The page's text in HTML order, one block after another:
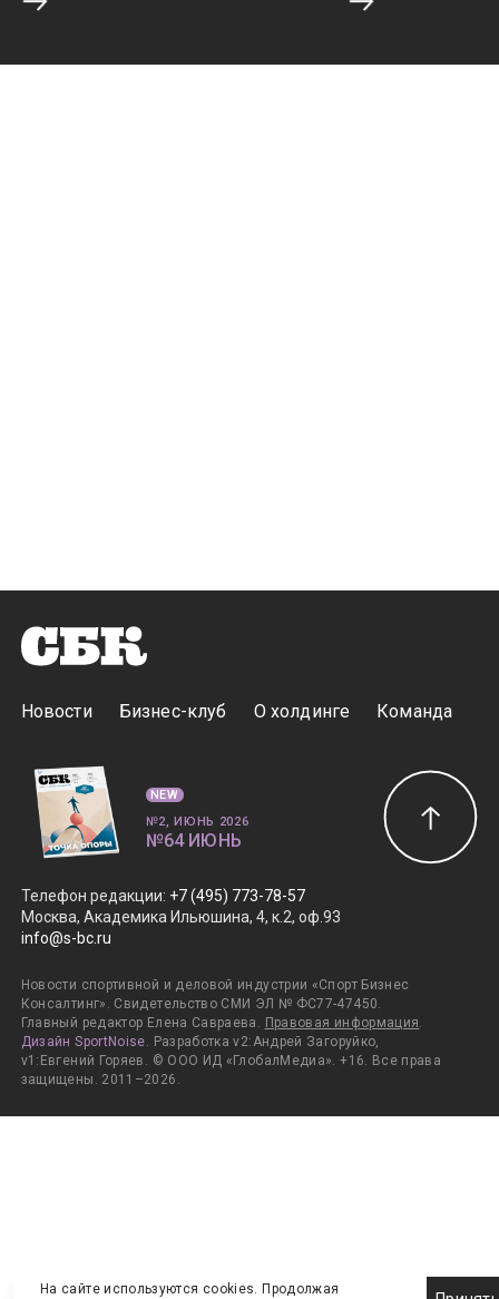
Новости Бизнес-клуб О холдинге Команда
Телефон редакции: +7 (495) 773-78-57
Москва, Академика Ильюшина, 4, к.2, оф.93
info@s-bc.ru
Новости спортивной и деловой индустрии «Спорт Бизнес
Консалтинг». Свидетельство СМИ ЭЛ № ФС77-47450.
Главный редактор Елена Савраева. Правовая информация.
Дизайн SportNoise. Разработка v2:Андрей Загоруйко,
v1:Евгений Горяев. © ООО ИД «ГлобалМедиа». +16. Все права
защищены. 2011–2026.
NEW
№2, ИЮНЬ 2026
№64 ИЮНЬ
На сайте используются cookies. Продолжая